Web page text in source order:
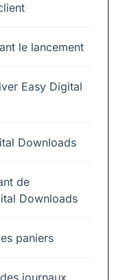
le lancement
Easy Digital
Downloads
de
Downloads
paniers
journaux